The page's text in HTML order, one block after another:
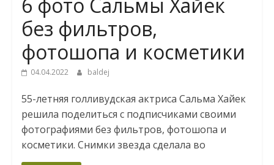
без фильтров,
фотошопа и косметики
04.04.2022 baldej
55-летняя голливудская актриса Сальма Хайек
решила поделиться с подписчиками своими
фотографиями без фильтров, фотошопа и
косметики. Снимки звезда сделала во